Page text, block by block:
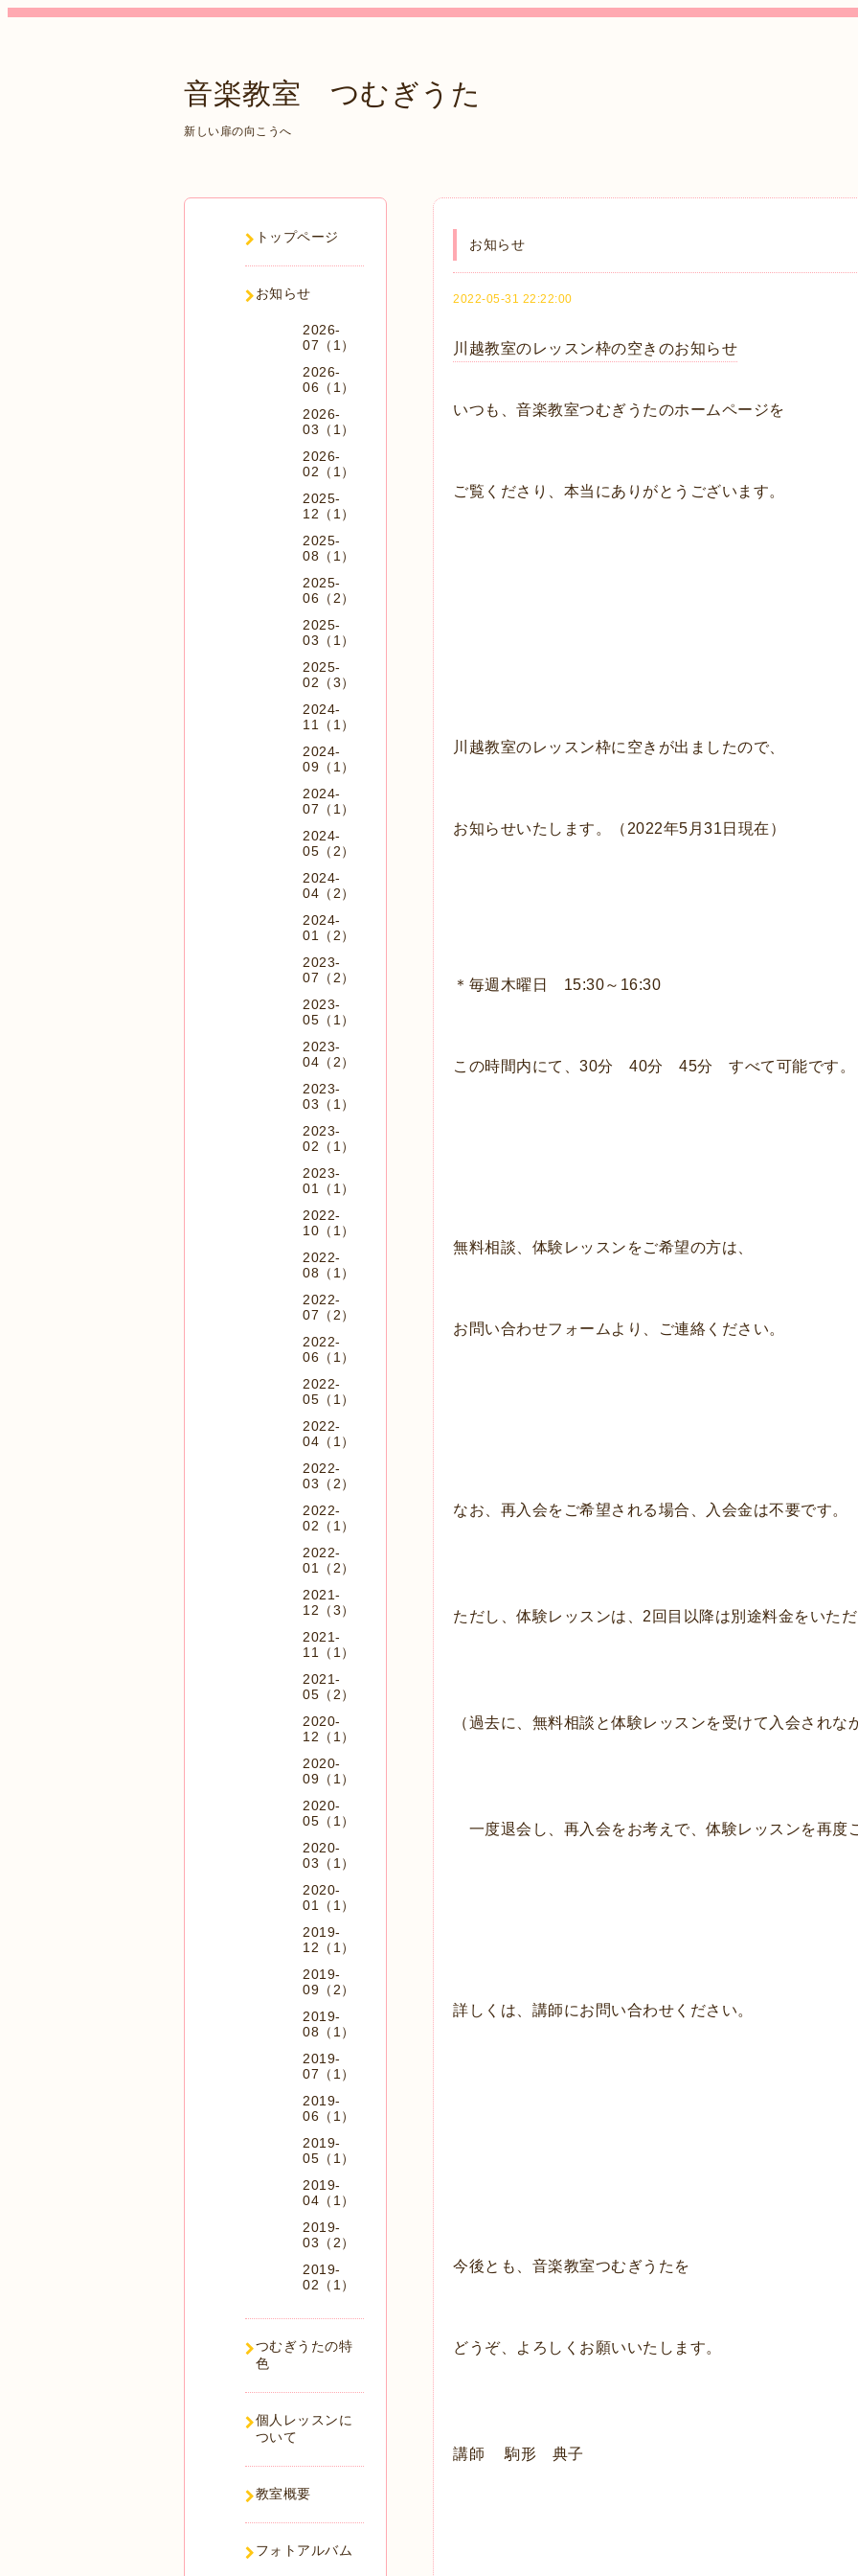
音楽教室 つむぎうた
新しい扉の向こうへ
お知らせ
2022-05-31 22:22:00
川越教室のレッスン枠の空きのお知らせ
いつも、音楽教室つむぎうたのホームページを
ご覧くださり、本当にありがとうございます。
川越教室のレッスン枠に空きが出ましたので、
お知らせいたします。（2022年5月31日現在）
＊毎週木曜日 15:30～16:30
この時間内にて、30分 40分 45分 すべて可能です。
無料相談、体験レッスンをご希望の方は、
お問い合わせフォームより、ご連絡ください。
なお、再入会をご希望される場合、入会金は不要です。
ただし、体験レッスンは、2回目以降は別途料金をいた
（過去に、 無料相談と体験レッスンを受けて入会されな
一度退会し、再入会をお考えで、体験レッスンを再度
詳しくは、講師にお問い合わせください。
今後とも、音楽教室つむぎうたを
どうぞ、よろしくお願いいたします。
講師 駒形 典子
トップページ
お知らせ
2026-
07（1）
2026-
06（1）
2026-
03（1）
2026-
02（1）
2025-
12（1）
2025-
08（1）
2025-
06（2）
2025-
03（1）
2025-
02（3）
2024-
11（1）
2024-
09（1）
2024-
07（1）
2024-
05（2）
2024-
04（2）
2024-
01（2）
2023-
07（2）
2023-
05（1）
2023-
04（2）
2023-
03（1）
2023-
02（1）
2023-
01（1）
2022-
10（1）
2022-
08（1）
2022-
07（2）
2022-
06（1）
2022-
05（1）
2022-
04（1）
2022-
03（2）
2022-
02（1）
2022-
01（2）
2021-
12（3）
2021-
11（1）
2021-
05（2）
2020-
12（1）
2020-
09（1）
2020-
05（1）
2020-
03（1）
2020-
01（1）
2019-
12（1）
2019-
09（2）
2019-
08（1）
2019-
07（1）
2019-
06（1）
2019-
05（1）
2019-
04（1）
2019-
03（2）
2019-
02（1）
つむぎうたの特
色
個人レッスンに
ついて
教室概要
フォトアルバム